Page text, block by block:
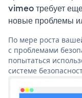
vimeo требует
новые проблемы
По мере роста
с проблемами
попытаться
системе